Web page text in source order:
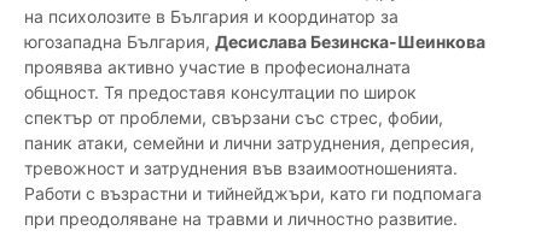
на психолозите в България и координатор за
югозападна България, Десислава Безинска-Шеинкова
проявява активно участие в професионалната
общност. Тя предоставя консултации по широк
спектър от проблеми, свързани със стрес, фобии,
паник атаки, семейни и лични затруднения, депресия,
тревожност и затруднения във взаимоотношенията.
Работи с възрастни и тийнейджъри, като ги подпомага
при преодоляване на травми и личностно развитие.